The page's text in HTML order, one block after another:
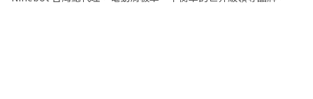
盤點、理貨、上架等 2. 維持門市作業區環境、清潔維護作業 3.須配